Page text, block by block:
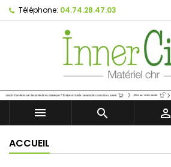
Téléphone: 04.74.28.47.03
  
ACCUEIL